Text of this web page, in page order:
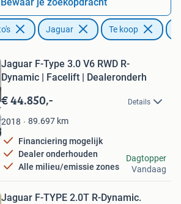
Jaguar Te koop
Jaguar F-Type 3.0 V6 RWD R-
Dynamic | Facelift | Dealeronderh
€ 44.850,- Details
2018 89.697 km
Financiering mogelijk
Dealer onderhouden
Alle milieu/emissie zones
Dagtopper
Vandaag
Jaguar F-TYPE 2.0T R-Dynamic.